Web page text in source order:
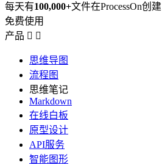
每天有100,000+文件在ProcessOn创建
免费使用
产品  
思维导图
流程图
思维笔记
Markdown
在线白板
原型设计
API服务
智能图形